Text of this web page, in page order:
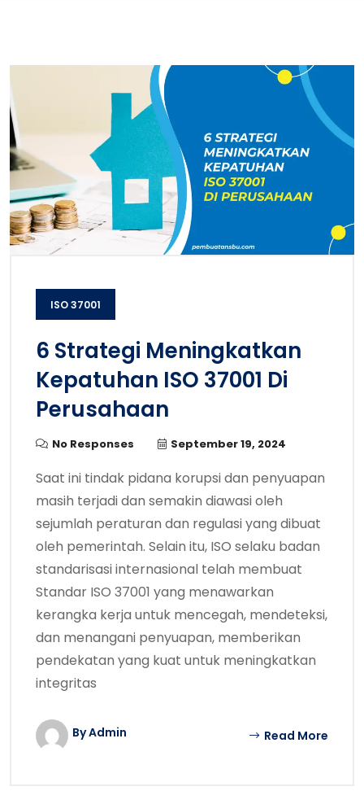
ISO 37001
6 Strategi Meningkatkan
Kepatuhan ISO 37001 Di
Perusahaan
No Responses September 19, 2024
Saat ini tindak pidana korupsi dan penyuapan
masih terjadi dan semakin diawasi oleh
sejumlah peraturan dan regulasi yang dibuat
oleh pemerintah. Selain itu, ISO selaku badan
standarisasi internasional telah membuat
Standar ISO 37001 yang menawarkan
kerangka kerja untuk mencegah, mendeteksi,
dan menangani penyuapan, memberikan
pendekatan yang kuat untuk meningkatkan
integritas
By Admin Read More